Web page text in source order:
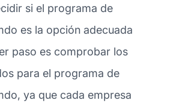
si el programa de
es la opción adecuada
paso es comprobar los
para el programa de
ya que cada empresa